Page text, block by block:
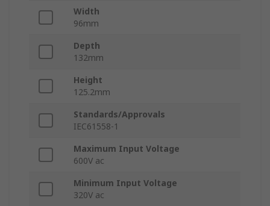
Width
96mm
Depth
132mm
Height
125.2mm
Standards/Approvals
IEC61558-1
Maximum Input Voltage
600V ac
Minimum Input Voltage
320V ac